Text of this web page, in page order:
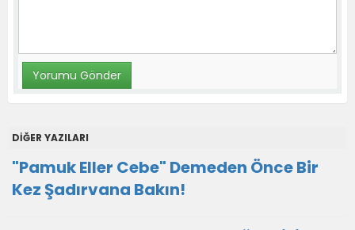
DİĞER YAZILARI
"Pamuk Eller Cebe" Demeden Önce Bir
Kez Şadırvana Bakın!